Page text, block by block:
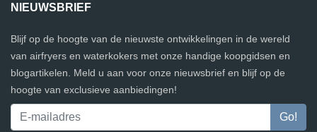
NIEUWSBRIEF
Blijf op de hoogte van de nieuwste ontwikkelingen in de wereld
van airfryers en waterkokers met onze handige koopgidsen en
blogartikelen. Meld u aan voor onze nieuwsbrief en blijf op de
hoogte van exclusieve aanbiedingen!